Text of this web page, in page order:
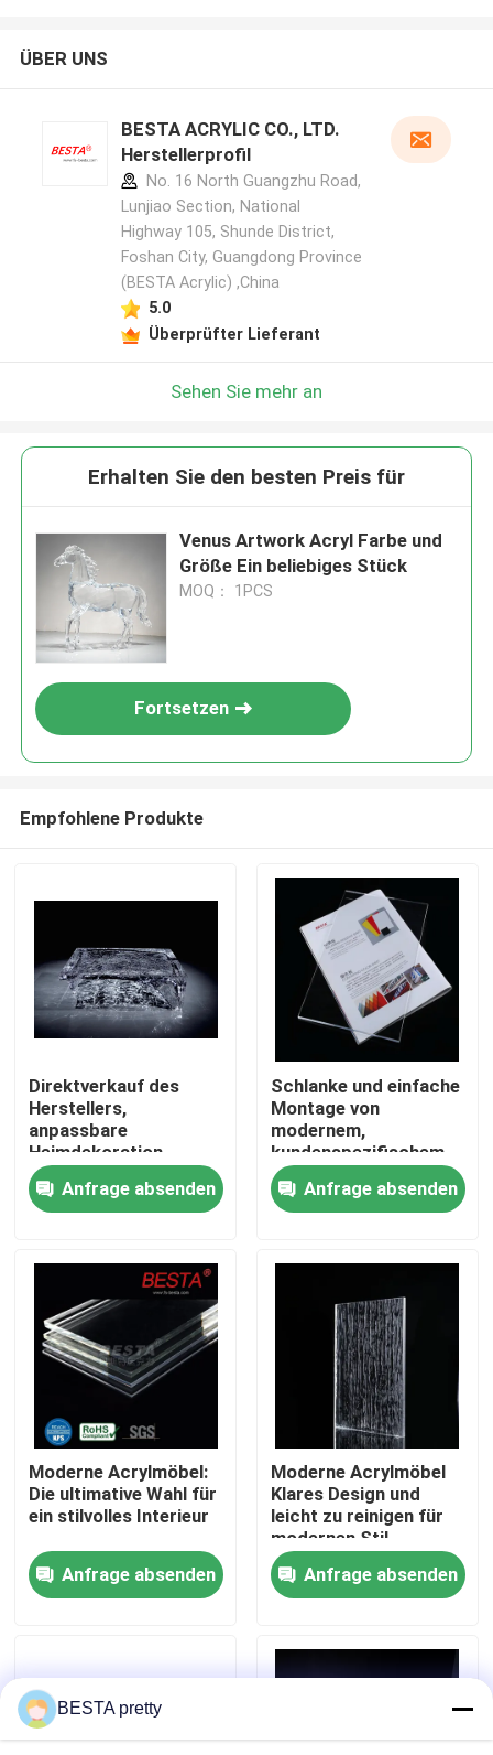
Zu Hause
Produkte
Über uns
Werksbesichtigung
Qualitätskontrolle
Neuigkeiten
Rechtssachen
Bitte um ein Angebot
ÜBER UNS
BESTA ACRYLIC CO., LTD.
Herstellerprofil
No. 16 North Guangzhu Road,
Lunjiao Section, National
Highway 105, Shunde District,
Foshan City, Guangdong Province
(BESTA Acrylic) ,China
5.0
Überprüfter Lieferant
Sehen Sie mehr an
Erhalten Sie den besten Preis für
Venus Artwork Acryl Farbe und
Größe Ein beliebiges Stück
MOQ： 1PCS
Fortsetzen
Empfohlene Produkte
Direktverkauf des
Herstellers,
anpassbare
Heimdekoration
Eisschnitzerei runder
Platin-Kristall-
Couchtisch
Anfrage absenden
Schlanke und einfache
Montage von
modernem,
kundenspezifischem
Acryl-Möbel ohne
Montage erforderlich,
anpassbare Farben
Anfrage absenden
Moderne Acrylmöbel:
Die ultimative Wahl für
ein stilvolles Interieur
Anfrage absenden
Moderne Acrylmöbel
Klares Design und
leicht zu reinigen für
modernen Stil
Wartung
Anfrage absenden
BESTA pretty